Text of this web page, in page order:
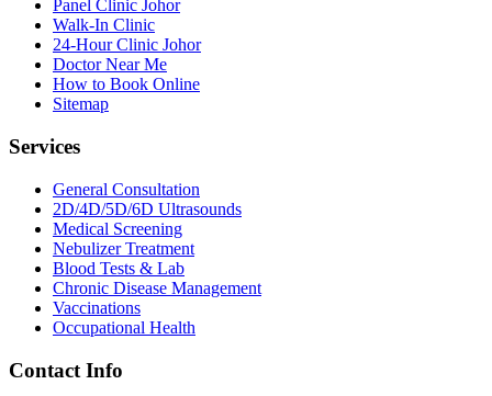
Panel Clinic Johor
Walk-In Clinic
24-Hour Clinic Johor
Doctor Near Me
How to Book Online
Sitemap
Services
General Consultation
2D/4D/5D/6D Ultrasounds
Medical Screening
Nebulizer Treatment
Blood Tests & Lab
Chronic Disease Management
Vaccinations
Occupational Health
Contact Info